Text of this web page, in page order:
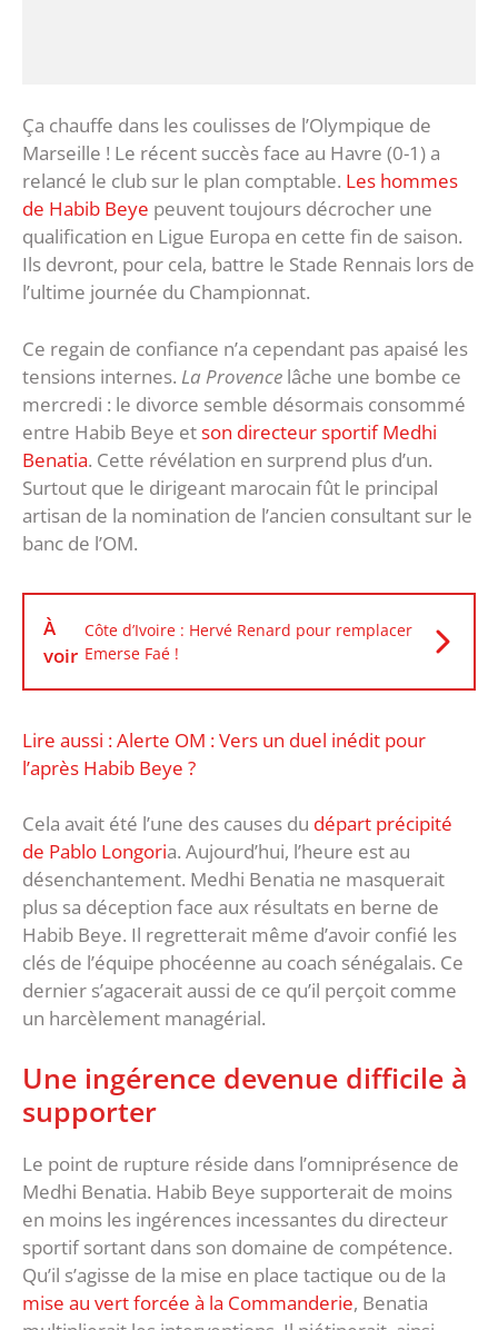
Ça chauffe dans les coulisses de l’Olympique de
Marseille ! Le récent succès face au Havre (0-1) a
relancé le club sur le plan comptable. Les hommes
de Habib Beye peuvent toujours décrocher une
qualification en Ligue Europa en cette fin de saison.
Ils devront, pour cela, battre le Stade Rennais lors de
l’ultime journée du Championnat.
Ce regain de confiance n’a cependant pas apaisé les
tensions internes. La Provence lâche une bombe ce
mercredi : le divorce semble désormais consommé
entre Habib Beye etson directeur sportif Medhi
Benatia. Cette révélation en surprend plus d’un.
Surtout que le dirigeant marocain fût le principal
artisan de la nomination de l’ancien consultant sur le
banc de l’OM.
À
voir
Côte d’Ivoire : Hervé Renard pour remplacer
Emerse Faé !
Lire aussi : Alerte OM : Vers un duel inédit pour
l’après Habib Beye ?
Cela avait été l’une des causes du départ précipité
de Pablo Longoria. Aujourd’hui, l’heure est au
désenchantement. Medhi Benatia ne masquerait
plus sa déception face aux résultats en berne de
Habib Beye. Il regretterait même d’avoir confié les
clés de l’équipe phocéenne au coach sénégalais. Ce
dernier s’agacerait aussi de ce qu’il perçoit comme
un harcèlement managérial.
Une ingérence devenue difficile à
supporter
Le point de rupture réside dans l’omniprésence de
Medhi Benatia. Habib Beye supporterait de moins
en moins les ingérences incessantes du directeur
sportif sortant dans son domaine de compétence.
Qu’il s’agisse de la mise en place tactique ou de la
mise au vert forcée à la Commanderie, Benatia